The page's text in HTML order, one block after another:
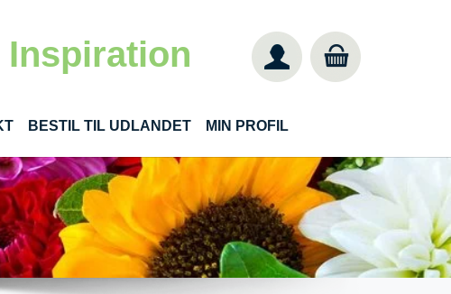
Inspiration
BESTIL TIL UDLANDET MIN PROFIL